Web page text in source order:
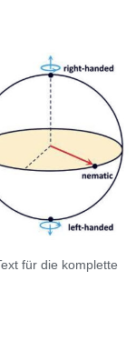
für die komplette